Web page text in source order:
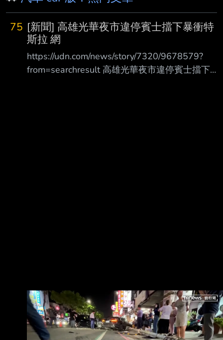
75 [新聞] 高雄光華夜市違停賓士擋下暴衝特
斯拉 網
https://udn.com/news/story/7320/9678579?
from=searchresult 高雄光華夜市違停賓士擋下暴